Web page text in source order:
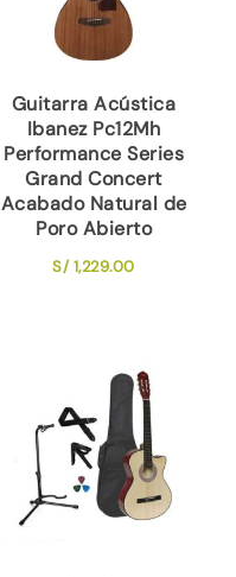
Guitarra Acústica
Ibanez Pc12Mh
Performance Series
Grand Concert
Acabado Natural de
Poro Abierto
S/1,229.00